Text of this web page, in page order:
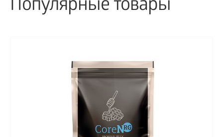
Популярные товары